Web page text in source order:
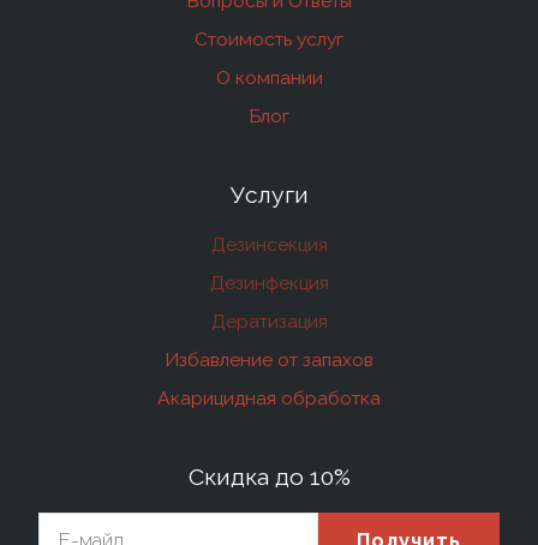
Стоимость услуг
О компании
Блог
Услуги
Дезинсекция
Дезинфекция
Дератизация
Избавление от запахов
Акарицидная обработка
Скидка до 10%